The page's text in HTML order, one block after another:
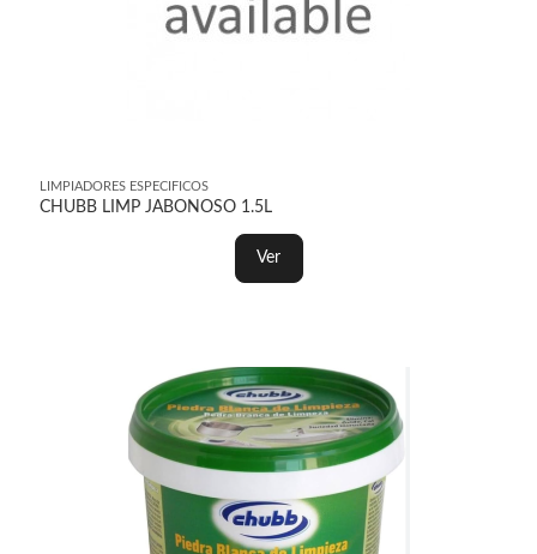
LIMPIADORES ESPECIFICOS
CHUBB LIMP JABONOSO 1.5L
Ver